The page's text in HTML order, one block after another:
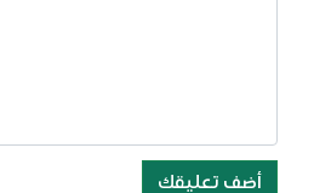
أضف تعليقك